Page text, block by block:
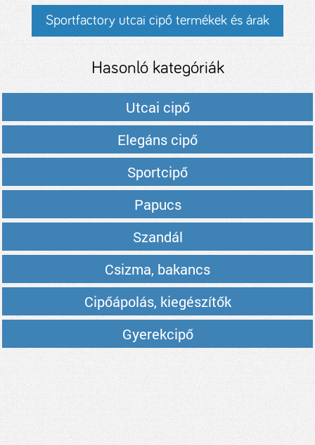
Sportfactory utcai cipő termékek és árak
Hasonló kategóriák
Utcai cipő
Elegáns cipő
Sportcipő
Papucs
Szandál
Csizma, bakancs
Cipőápolás, kiegészítők
Gyerekcipő